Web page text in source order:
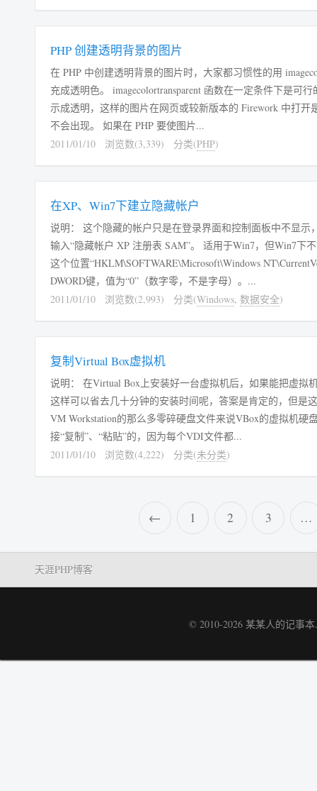
PHP 创建透明背景的图片
在 PHP 中创建透明背景的图片时，大家都习惯性的用
充成透明色。 imagecolortransparent 函数在一定条件下是
示成透明，这样的图片在网页或较新版本的 Firework 中打
不会出现。 如果在 PHP 要使图片...
2011/01/10
浏览数(3,339) 分类(PHP)
在XP、Win7下建立隐藏帐户
说明： 这个隐藏的帐户只是在登录界面和控制面板中不显
输入“隐藏帐户 XP 注册表 SAM”。 适用于Win7，但Win7下
这个位置“HKLM\SOFTWARE\Microsoft\Windows
DWORD键，值为“0”（数字零，不是字母）。...
2011/01/10
浏览数(2,993) 分类(Windows, 数据安全)
复制Virtual Box虚拟机
说明： 在Virtual Box上安装好一台虚拟机后，如果能把虚
这样可以省去几十分钟的安装时间呢，答案是肯定的，但是
VM Workstation的那么多零碎硬盘文件来说VBox的虚拟机
接“复制”、“粘贴”的，因为每个VDI文件都...
2011/01/10
浏览数(4,222) 分类(未分类)
← 1 2 3 …
天涯PHP博客
© 2010-2026 某某人的记事本